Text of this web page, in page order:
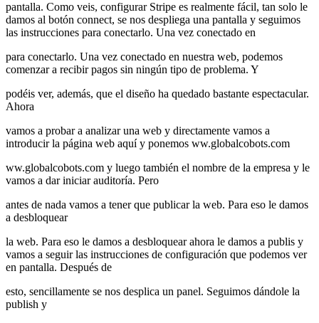
pantalla. Como veis, configurar Stripe es realmente fácil, tan solo le
damos al botón connect, se nos despliega una pantalla y seguimos
las instrucciones para conectarlo. Una vez conectado en
para conectarlo. Una vez conectado en nuestra web, podemos
comenzar a recibir pagos sin ningún tipo de problema. Y
podéis ver, además, que el diseño ha quedado bastante espectacular.
Ahora
vamos a probar a analizar una web y directamente vamos a
introducir la página web aquí y ponemos ww.globalcobots.com
ww.globalcobots.com y luego también el nombre de la empresa y le
vamos a dar iniciar auditoría. Pero
antes de nada vamos a tener que publicar la web. Para eso le damos
a desbloquear
la web. Para eso le damos a desbloquear ahora le damos a publis y
vamos a seguir las instrucciones de configuración que podemos ver
en pantalla. Después de
esto, sencillamente se nos desplica un panel. Seguimos dándole la
publish y